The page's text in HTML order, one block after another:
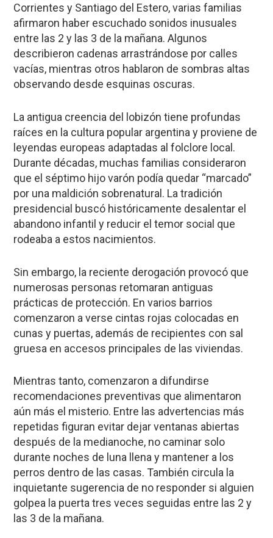
Corrientes y Santiago del Estero, varias familias
afirmaron haber escuchado sonidos inusuales
entre las 2 y las 3 de la mañana. Algunos
describieron cadenas arrastrándose por calles
vacías, mientras otros hablaron de sombras altas
observando desde esquinas oscuras.
La antigua creencia del lobizón tiene profundas
raíces en la cultura popular argentina y proviene de
leyendas europeas adaptadas al folclore local.
Durante décadas, muchas familias consideraron
que el séptimo hijo varón podía quedar “marcado”
por una maldición sobrenatural. La tradición
presidencial buscó históricamente desalentar el
abandono infantil y reducir el temor social que
rodeaba a estos nacimientos.
Sin embargo, la reciente derogación provocó que
numerosas personas retomaran antiguas
prácticas de protección. En varios barrios
comenzaron a verse cintas rojas colocadas en
cunas y puertas, además de recipientes con sal
gruesa en accesos principales de las viviendas.
Mientras tanto, comenzaron a difundirse
recomendaciones preventivas que alimentaron
aún más el misterio. Entre las advertencias más
repetidas figuran evitar dejar ventanas abiertas
después de la medianoche, no caminar solo
durante noches de luna llena y mantener a los
perros dentro de las casas. También circula la
inquietante sugerencia de no responder si alguien
golpea la puerta tres veces seguidas entre las 2 y
las 3 de la mañana.